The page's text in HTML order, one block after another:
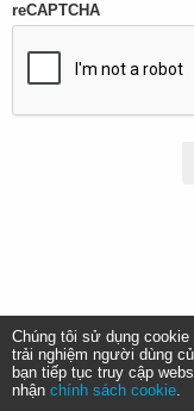
reCAPTCHA
Chúng tôi sử dụng
trải nghiệm người dùng
bạn tiếp tục truy cập
nhận chính sách cookie.